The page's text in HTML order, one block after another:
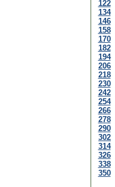
122
134
146
158
170
182
194
206
218
230
242
254
266
278
290
302
314
326
338
350